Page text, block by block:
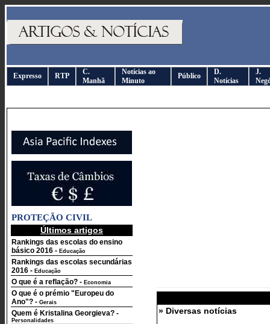
Expresso RTP
C.
Manhã
Notícias ao
Minuto
Público
D.
Notícias
J.
PROTEÇÃO CIVIL
Últimos artigos
Rankings das escolas do ensino
básico 2016 - Educação
Rankings das escolas secundárias
2016 - Educação
O que é a reflação? - Economia
O que é o prémio "Europeu do
Ano"? - Gerais
Quem é Kristalina Georgieva? -
Personalidades
» Diversas notícias